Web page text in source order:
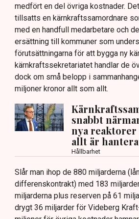
medfört en del övriga kostnader.
tillsatts en kärnkraftssamordnare
med en handfull medarbetare och
ersättning till kommuner som
förutsättningarna för att bygga ny
kärnkraftssekretariatet handlar de
dock om små belopp i
miljoner kronor allt som allt.
snabbt
nya
allt är
Hållbarhet
Slår man ihop de 880 miljarderna
differenskontrakt) med 183
miljarderna plus reserven på 61
drygt 36 miljarder för Videberg